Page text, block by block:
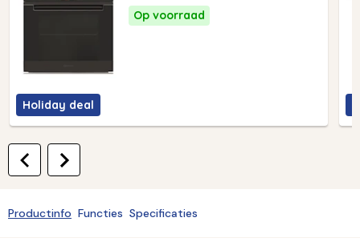
Holiday deal
Op voorraad
Productinfo Functies Specificaties